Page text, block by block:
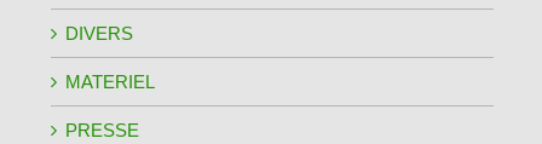
DIVERS
MATERIEL
PRESSE